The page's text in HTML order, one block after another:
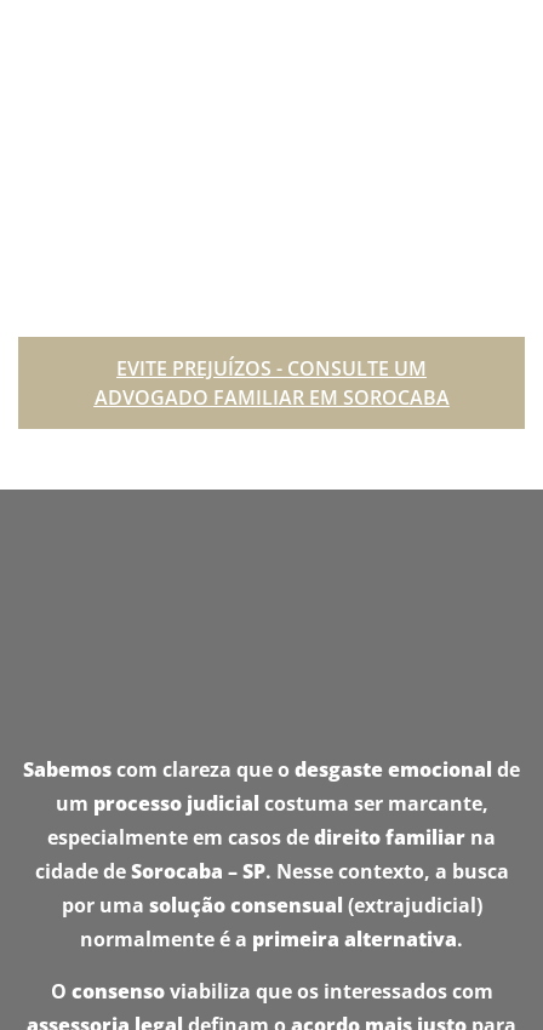
EVITE PREJUÍZOS - CONSULTE UM
ADVOGADO FAMILIAR EM SOROCABA
Sabemoscom clareza que o desgaste emocional de
um processo judicial costuma ser marcante,
especialmente em casos dedireito familiar na
cidade deSorocaba – SP. Nesse contexto, a busca
por uma solução consensual (extrajudicial)
normalmente é a primeira alternativa.
O consensoviabiliza que os interessados com